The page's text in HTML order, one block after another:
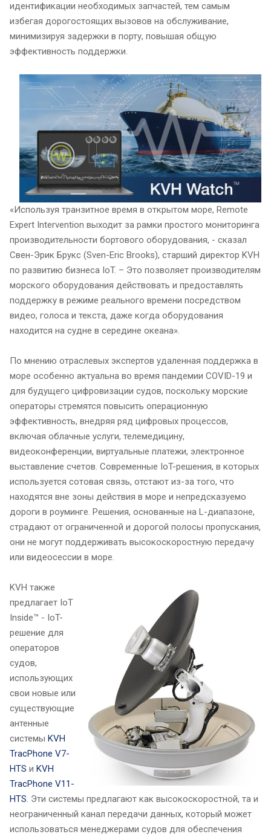
идентификации необходимых запчастей, тем самым
избегая дорогостоящих вызовов на обслуживание,
минимизируя задержки в порту, повышая общую
эффективность поддержки.
«Используя транзитное время в открытом море, Remote
Expert Intervention выходит за рамки простого мониторинга
производительности бортового оборудования, - сказал
Свен-Эрик Брукс (Sven-Eric Brooks), старший директор KVH
по развитию бизнеса IoT. – Это позволяет производителям
морского оборудования действовать и предоставлять
поддержку в режиме реального времени посредством
видео, голоса и текста, даже когда оборудования
находится на судне в середине океана».
По мнению отраслевых экспертов удаленная поддержка в
море особенно актуальна во время пандемии COVID-19 и
для будущего цифровизации судов, поскольку морские
операторы стремятся повысить операционную
эффективность, внедряя ряд цифровых процессов,
включая облачные услуги, телемедицину,
видеоконференции, виртуальные платежи, электронное
выставление счетов. Современные IoT-решения, в которых
используется сотовая связь, отстают из-за того, что
находятся вне зоны действия в море и непредсказуемо
дороги в роуминге. Решения, основанные на L-диапазоне,
страдают от ограниченной и дорогой полосы пропускания,
они не могут поддерживать высокоскоростную передачу
или видеосессии в море.
KVH также
предлагает IoT
Inside™ - IoT-
решение для
операторов
судов,
использующих
свои новые или
существующие
антенные
системы KVH
TracPhone V7-
HTS и KVH
TracPhone V11-
HTS. Эти системы предлагают как высокоскоростной, та и
неограниченный канал передачи данных, который может
использоваться менеджерами судов для обеспечения